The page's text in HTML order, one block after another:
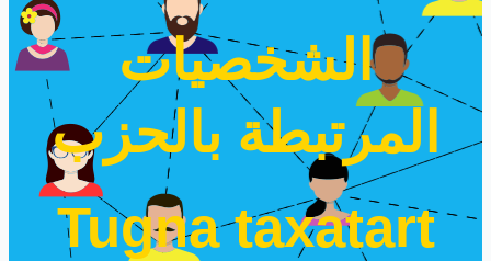
الشخصيات
المرتبطة بالحزب
Tugna taxatart